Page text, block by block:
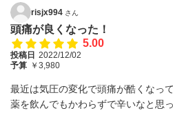
risjx994 さん
頭痛が良くなった！
5.00
投稿日 2022/12/02
予算 ￥3,980
最近は気圧の変化で頭痛が酷くなって
薬を飲んでもかわらずで辛いなと思